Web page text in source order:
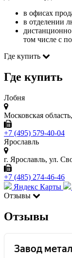
в офисах
в отделении
том числе с
Где купить
Где купить
Лобня
Московская
+7 (495) 579-40-04
Ярославль
г. Ярославль, ул.
+7 (485) 274-46-46
Яндекс Карты
Отзывы
Отзывы